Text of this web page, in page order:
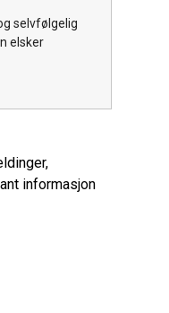
selvfølgelig
elsker
informasjon